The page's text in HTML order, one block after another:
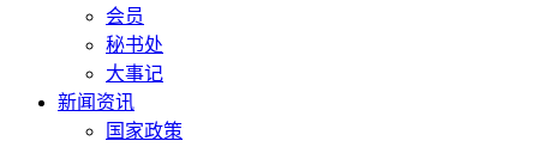
会员
秘书处
大事记
新闻资讯
国家政策